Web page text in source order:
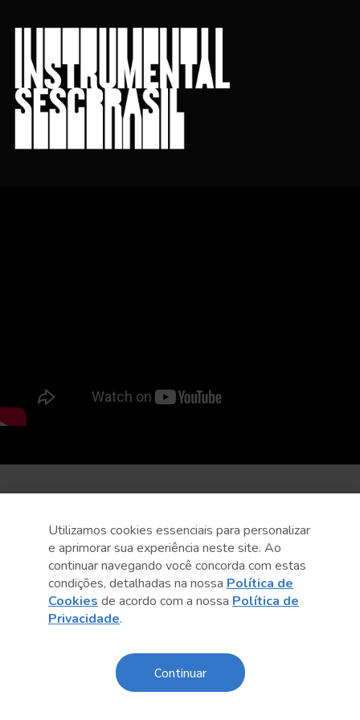
Utilizamos cookies essenciais para personalizar
e aprimorar sua experiência neste site. Ao
continuar navegando você concorda com estas
condições, detalhadas na nossa Política de
Cookies de acordo com a nossa Política de
Privacidade.
Continuar